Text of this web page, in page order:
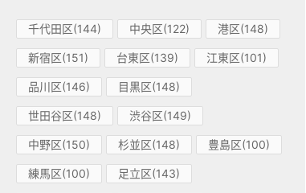
千代田区(144) 中央区(122) 港区(148)
新宿区(151) 台東区(139) 江東区(101)
品川区(146) 目黒区(148)
世田谷区(148) 渋谷区(149)
中野区(150) 杉並区(148) 豊島区(100)
練馬区(100) 足立区(143)